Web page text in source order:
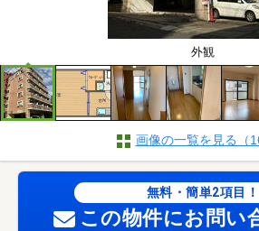
外観
画像の一覧を見る（
無料・簡単2項目！
この物件にお問い